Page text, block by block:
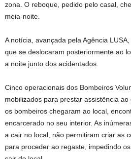
zona. O reboque, pedido pelo casal,
meia-noite.
A notícia, avançada pela Agência
que se deslocaram posteriormente ao
a noite junto dos acidentados.
Cinco operacionais dos Bombeiros
mobilizados para prestar assistência
os bombeiros chegaram ao local,
encarcerado no seu interior. As
a cair no local, não permitiram criar as
para proceder ao regaste, impedindo